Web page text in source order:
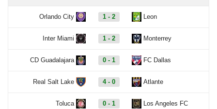
Orlando City 1 - 2 Leon
Inter Miami 1 - 2 Monterrey
CD Guadalajara 0 - 1 FC Dallas
Real Salt Lake 4 - 0 Atlante
Toluca 0 - 1 Los Angeles FC